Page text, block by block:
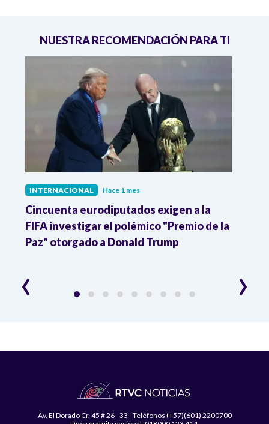
NUESTRA RECOMENDACIÓN PARA TI
INTERNACIONAL Hace 1 mes
Cincuenta eurodiputados exigen a la
FIFA investigar el polémico "Premio de la
Paz" otorgado a Donald Trump
‹ ›
Av. El Dorado Cr. 45 # 26 - 33 - Teléfonos (+57)(601) 2200700